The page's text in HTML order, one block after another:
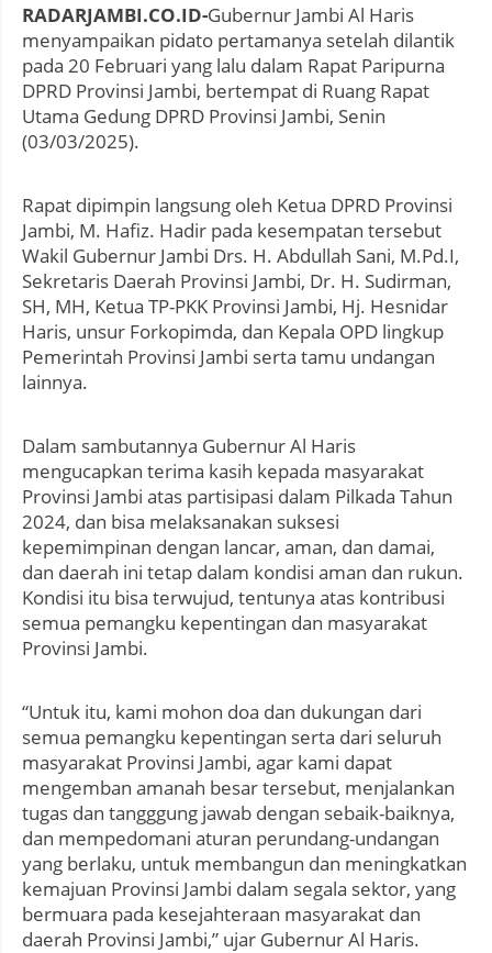
RADARJAMBI.CO.ID-Gubernur Jambi Al Haris
menyampaikan pidato pertamanya setelah dilantik
pada 20 Februari yang lalu dalam Rapat Paripurna
DPRD Provinsi Jambi, bertempat di Ruang Rapat
Utama Gedung DPRD Provinsi Jambi, Senin
(03/03/2025).
Rapat dipimpin langsung oleh Ketua DPRD Provinsi
Jambi, M. Hafiz. Hadir pada kesempatan tersebut
Wakil Gubernur Jambi Drs. H. Abdullah Sani, M.Pd.I,
Sekretaris Daerah Provinsi Jambi, Dr. H. Sudirman,
SH, MH, Ketua TP-PKK Provinsi Jambi, Hj. Hesnidar
Haris, unsur Forkopimda, dan Kepala OPD lingkup
Pemerintah Provinsi Jambi serta tamu undangan
lainnya.
Dalam sambutannya Gubernur Al Haris
mengucapkan terima kasih kepada masyarakat
Provinsi Jambi atas partisipasi dalam Pilkada Tahun
2024, dan bisa melaksanakan suksesi
kepemimpinan dengan lancar, aman, dan damai,
dan daerah ini tetap dalam kondisi aman dan rukun.
Kondisi itu bisa terwujud, tentunya atas kontribusi
semua pemangku kepentingan dan masyarakat
Provinsi Jambi.
“Untuk itu, kami mohon doa dan dukungan dari
semua pemangku kepentingan serta dari seluruh
masyarakat Provinsi Jambi, agar kami dapat
mengemban amanah besar tersebut, menjalankan
tugas dan tangggung jawab dengan sebaik-baiknya,
dan mempedomani aturan perundang-undangan
yang berlaku, untuk membangun dan meningkatkan
kemajuan Provinsi Jambi dalam segala sektor, yang
bermuara pada kesejahteraan masyarakat dan
daerah Provinsi Jambi,” ujar Gubernur Al Haris.